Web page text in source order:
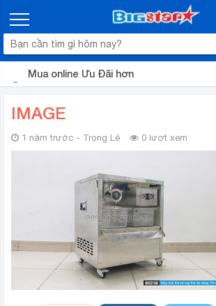
Mua online Ưu Đãi hơn
IMAGE
1 năm trước - Trọng Lê 0 lượt xem